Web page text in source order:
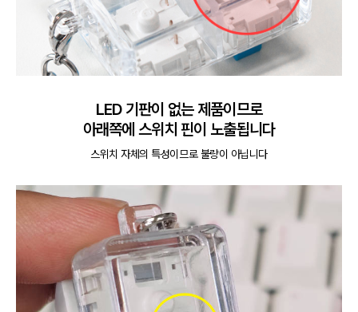
LED 기판이 없는 제품이므로
아래쪽에 스위치 핀이 노출됩니다
스위치 자체의 특성이므로 불량이 아닙니다